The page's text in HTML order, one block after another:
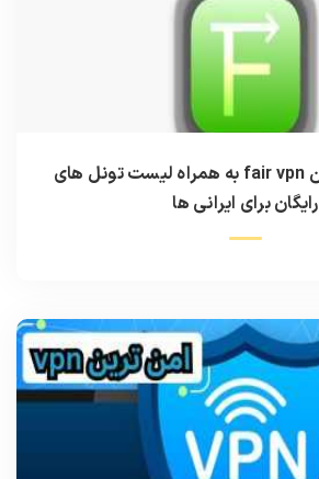
معرفی فیلترشکن fair vpn به همراه لیست تونل های
رایگان برای ایرانی ها